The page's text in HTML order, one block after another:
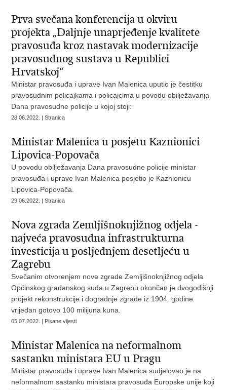
Prva svečana konferencija u okviru
projekta „Daljnje unaprjeđenje kvalitete
pravosuđa kroz nastavak modernizacije
pravosudnog sustava u Republici
Hrvatskoj“
Ministar pravosuđa i uprave Ivan Malenica uputio je čestitku
pravosudnim policajkama i policajcima u povodu obilježavanja
Dana pravosudne policije u kojoj stoji:
28.06.2022. | Stranica
Ministar Malenica u posjetu Kaznionici
Lipovica-Popovača
U povodu obilježavanja Dana pravosudne policije ministar
pravosuđa i uprave Ivan Malenica posjetio je Kaznionicu
Lipovica-Popovača.
29.06.2022. | Stranica
Nova zgrada Zemljišnoknjižnog odjela -
najveća pravosudna infrastrukturna
investicija u posljednjem desetljeću u
Zagrebu
Svečanim otvorenjem nove zgrade Zemljišnoknjižnog odjela
Općinskog građanskog suda u Zagrebu okončan je dvogodišnji
projekt rekonstrukcije i dogradnje zgrade iz 1904. godine
vrijedan gotovo 100 milijuna kuna.
05.07.2022. | Pisane vijesti
Ministar Malenica na neformalnom
sastanku ministara EU u Pragu
Ministar pravosuđa i uprave Ivan Malenica sudjelovao je na
neformalnom sastanku ministara pravosuđa Europske unije koji